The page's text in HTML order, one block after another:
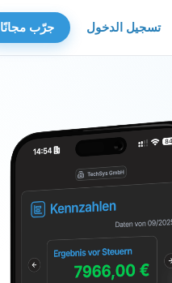
تسجيل الدخول جرّب مجانًا